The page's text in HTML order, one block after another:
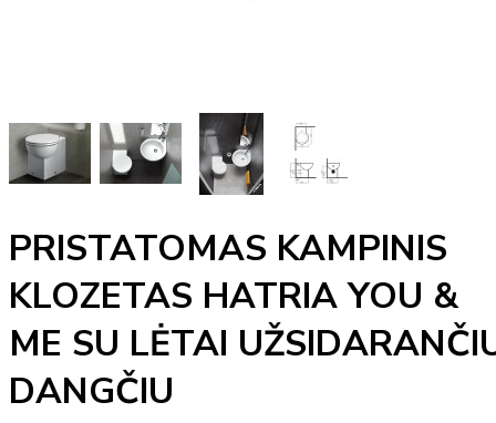
PRISTATOMAS KAMPINIS
KLOZETAS HATRIA YOU &
ME SU LĖTAI
DANGČIU